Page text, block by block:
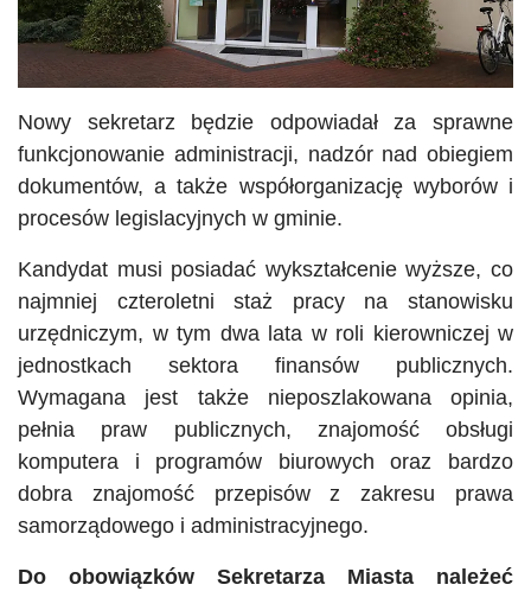
Nowy sekretarz będzie odpowiadał za sprawne
funkcjonowanie administracji, nadzór nad obiegiem
dokumentów, a także współorganizację wyborów i
procesów legislacyjnych w gminie.
Kandydat musi posiadać wykształcenie wyższe, co
najmniej czteroletni staż pracy na stanowisku
urzędniczym, w tym dwa lata w roli kierowniczej w
jednostkach sektora finansów publicznych.
Wymagana jest także nieposzlakowana opinia,
pełnia praw publicznych, znajomość obsługi
komputera i programów biurowych oraz bardzo
dobra znajomość przepisów z zakresu prawa
samorządowego i administracyjnego.
Do obowiązków Sekretarza Miasta należeć